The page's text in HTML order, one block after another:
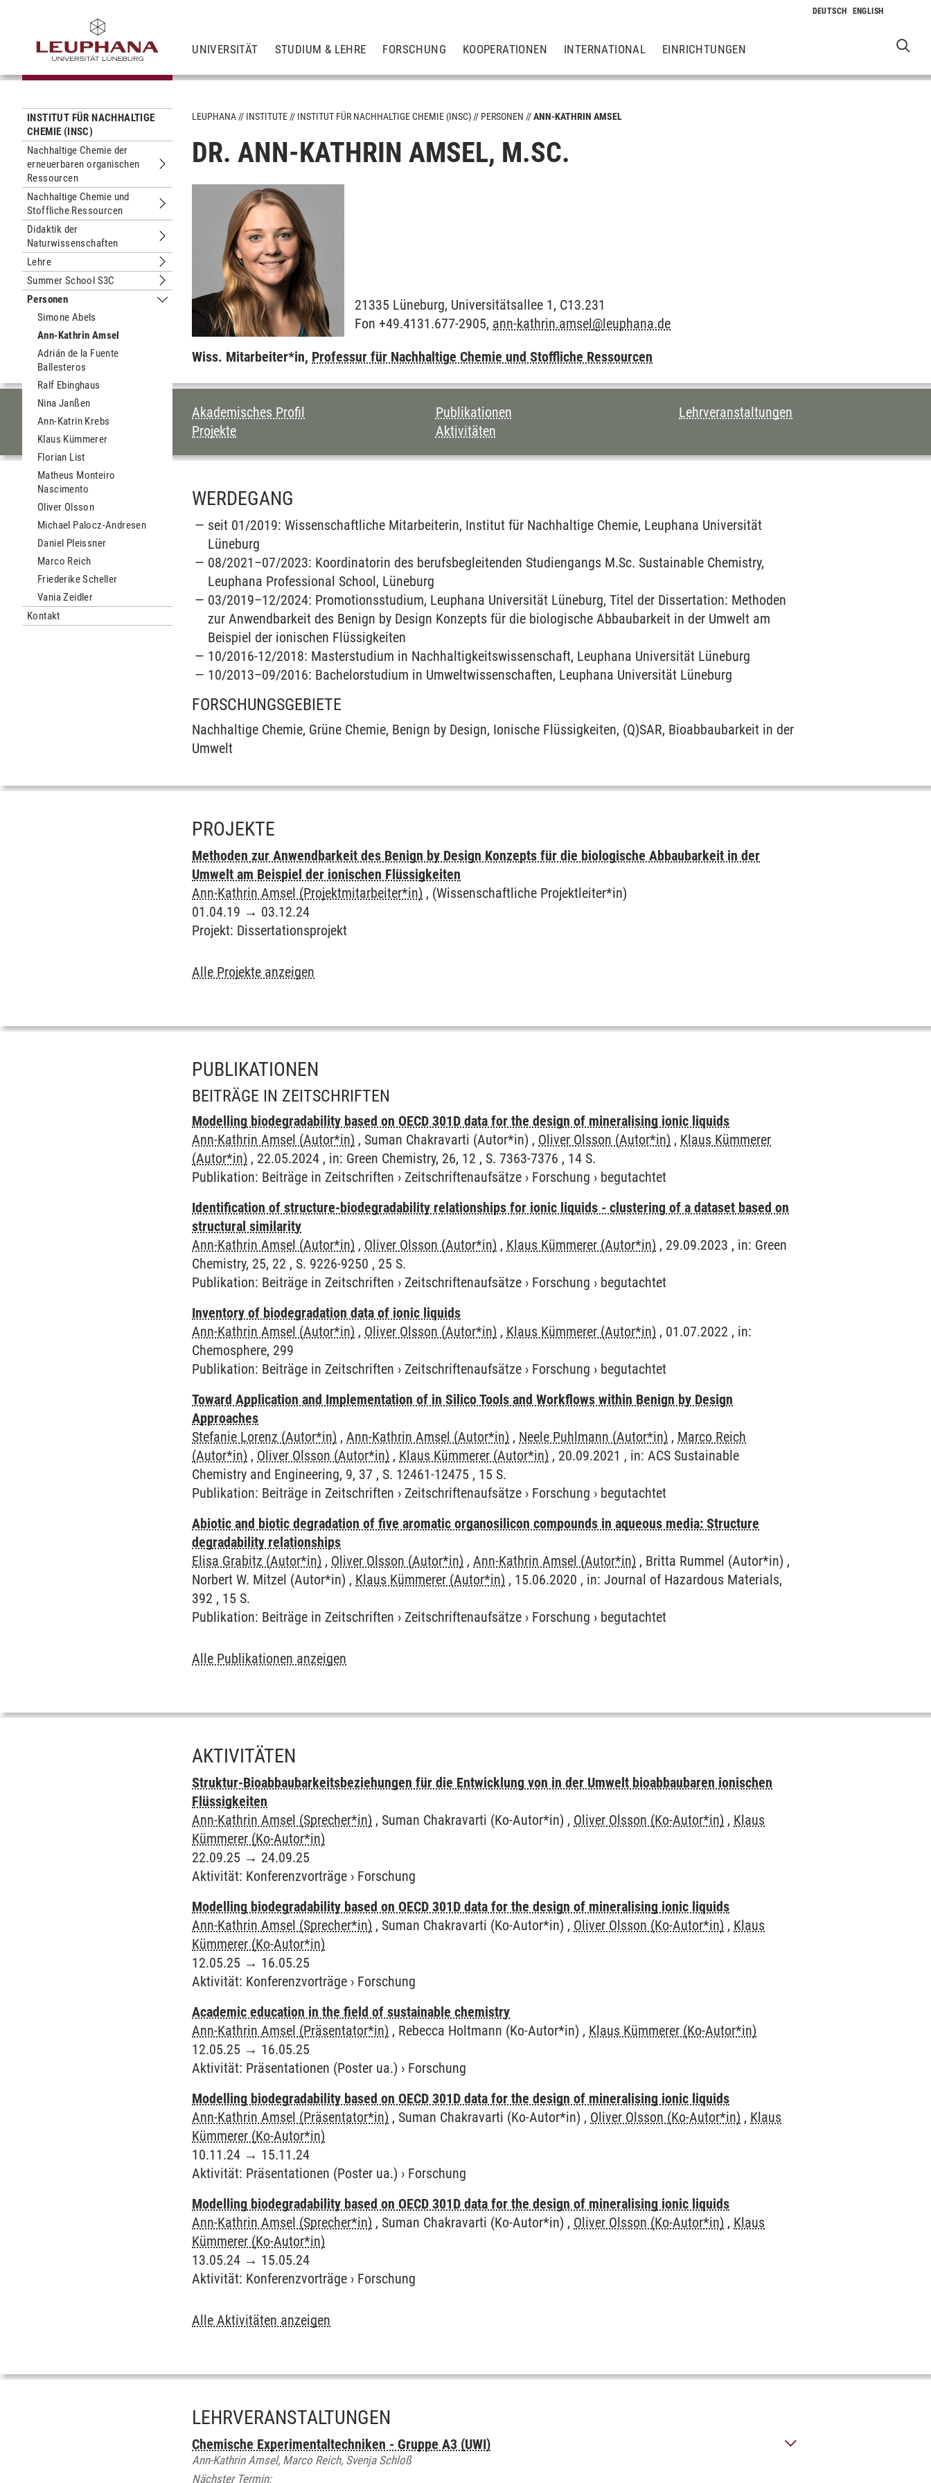
UNIVERSITÄT STUDIUM & LEHRE FORSCHUNG KOOPERATIONEN INTERNATIONAL EINRICHTUNGEN
INSTITUT FÜR NACHHALTIGE
CHEMIE (INSC)
Nachhaltige Chemie der
erneuerbaren organischen
Ressourcen
Untermenu Nachhaltige Chemie der erneuerbaren organischen Ressourcen
Nachhaltige Chemie und
Stoffliche Ressourcen
Untermenu Nachhaltige Chemie und Stoffliche Ressourcen
Didaktik der
Naturwissenschaften
Untermenu Didaktik der Naturwissenschaften
Lehre
Untermenu Lehre
Summer School S3C
Untermenu Summer School S3C
Personen
Untermenu Personen
Simone Abels
Ann-Kathrin Amsel
Adrián de la Fuente
Ballesteros
Ralf Ebinghaus
Nina Janßen
Ann-Katrin Krebs
Klaus Kümmerer
Florian List
Matheus Monteiro
Nascimento
Oliver Olsson
Michael Palocz-Andresen
Daniel Pleissner
Marco Reich
Friederike Scheller
Vania Zeidler
Kontakt
LEUPHANA INSTITUTE INSTITUT FÜR NACHHALTIGE CHEMIE (INSC) PERSONEN ANN-KATHRIN AMSEL
DR. ANN-KATHRIN AMSEL, M.SC.
21335 Lüneburg, Universitätsallee 1, C13.231
Fon +49.4131.677-2905, ann-kathrin.amsel@leuphana.de
Wiss. Mitarbeiter*in, Professur für Nachhaltige Chemie und Stoffliche Ressourcen
INHALTSVERZEICHNIS DIESER SEITE
Akademisches Profil
Projekte
Publikationen
Aktivitäten
Lehrveranstaltungen
WERDEGANG
seit 01/2019: Wissenschaftliche Mitarbeiterin, Institut für Nachhaltige Chemie, Leuphana Universität
Lüneburg
08/2021–07/2023: Koordinatorin des berufsbegleitenden Studiengangs M.Sc. Sustainable Chemistry,
Leuphana Professional School, Lüneburg
03/2019–12/2024: Promotionsstudium, Leuphana Universität Lüneburg, Titel der Dissertation: Methoden
zur Anwendbarkeit des Benign by Design Konzepts für die biologische Abbaubarkeit in der Umwelt am
Beispiel der ionischen Flüssigkeiten
10/2016-12/2018: Masterstudium in Nachhaltigkeitswissenschaft, Leuphana Universität Lüneburg
10/2013–09/2016: Bachelorstudium in Umweltwissenschaften, Leuphana Universität Lüneburg
FORSCHUNGSGEBIETE
Nachhaltige Chemie, Grüne Chemie, Benign by Design, Ionische Flüssigkeiten, (Q)SAR, Bioabbaubarkeit in der
Umwelt
PROJEKTE
Methoden zur Anwendbarkeit des Benign by Design Konzepts für die biologische Abbaubarkeit in der
Umwelt am Beispiel der ionischen Flüssigkeiten
Ann-Kathrin Amsel (Projektmitarbeiter*in) , (Wissenschaftliche Projektleiter*in)
01.04.19 → 03.12.24
Projekt: Dissertationsprojekt
Alle Projekte anzeigen
PUBLIKATIONEN
BEITRÄGE IN ZEITSCHRIFTEN
Modelling biodegradability based on OECD 301D data for the design of mineralising ionic liquids
Ann-Kathrin Amsel (Autor*in) , Suman Chakravarti (Autor*in) , Oliver Olsson (Autor*in) , Klaus Kümmerer
(Autor*in) , 22.05.2024 , in: Green Chemistry, 26, 12 , S. 7363-7376 , 14 S.
Publikation: Beiträge in Zeitschriften › Zeitschriftenaufsätze › Forschung › begutachtet
Identification of structure-biodegradability relationships for ionic liquids - clustering of a dataset based on
structural similarity
Ann-Kathrin Amsel (Autor*in) , Oliver Olsson (Autor*in) , Klaus Kümmerer (Autor*in) , 29.09.2023 , in: Green
Chemistry, 25, 22 , S. 9226-9250 , 25 S.
Publikation: Beiträge in Zeitschriften › Zeitschriftenaufsätze › Forschung › begutachtet
Inventory of biodegradation data of ionic liquids
Ann-Kathrin Amsel (Autor*in) , Oliver Olsson (Autor*in) , Klaus Kümmerer (Autor*in) , 01.07.2022 , in:
Chemosphere, 299
Publikation: Beiträge in Zeitschriften › Zeitschriftenaufsätze › Forschung › begutachtet
Toward Application and Implementation of in Silico Tools and Workflows within Benign by Design
Approaches
Stefanie Lorenz (Autor*in) ,Ann-Kathrin Amsel (Autor*in) , Neele Puhlmann (Autor*in) , Marco Reich
(Autor*in) , Oliver Olsson (Autor*in) , Klaus Kümmerer (Autor*in) , 20.09.2021 , in: ACS Sustainable
Chemistry and Engineering, 9, 37 , S. 12461-12475 , 15 S.
Publikation: Beiträge in Zeitschriften › Zeitschriftenaufsätze › Forschung › begutachtet
Abiotic and biotic degradation of five aromatic organosilicon compounds in aqueous media: Structure
degradability relationships
Elisa Grabitz (Autor*in) , Oliver Olsson (Autor*in) ,Ann-Kathrin Amsel (Autor*in) , Britta Rummel (Autor*in) ,
Norbert W. Mitzel (Autor*in) , Klaus Kümmerer (Autor*in) , 15.06.2020 , in: Journal of Hazardous Materials,
392 , 15 S.
Publikation: Beiträge in Zeitschriften › Zeitschriftenaufsätze › Forschung › begutachtet
Alle Publikationen anzeigen
AKTIVITÄTEN
Struktur-Bioabbaubarkeitsbeziehungen für die Entwicklung von in der Umwelt bioabbaubaren ionischen
Flüssigkeiten
Ann-Kathrin Amsel (Sprecher*in) , Suman Chakravarti (Ko-Autor*in) , Oliver Olsson (Ko-Autor*in) , Klaus
Kümmerer (Ko-Autor*in)
22.09.25 → 24.09.25
Aktivität: Konferenzvorträge › Forschung
Modelling biodegradability based on OECD 301D data for the design of mineralising ionic liquids
Ann-Kathrin Amsel (Sprecher*in) , Suman Chakravarti (Ko-Autor*in) , Oliver Olsson (Ko-Autor*in) , Klaus
Kümmerer (Ko-Autor*in)
12.05.25 → 16.05.25
Aktivität: Konferenzvorträge › Forschung
Academic education in the field of sustainable chemistry
Ann-Kathrin Amsel (Präsentator*in) , Rebecca Holtmann (Ko-Autor*in) , Klaus Kümmerer (Ko-Autor*in)
12.05.25 → 16.05.25
Aktivität: Präsentationen (Poster ua.) › Forschung
Modelling biodegradability based on OECD 301D data for the design of mineralising ionic liquids
Ann-Kathrin Amsel (Präsentator*in) , Suman Chakravarti (Ko-Autor*in) , Oliver Olsson (Ko-Autor*in) , Klaus
Kümmerer (Ko-Autor*in)
10.11.24 → 15.11.24
Aktivität: Präsentationen (Poster ua.) › Forschung
Modelling biodegradability based on OECD 301D data for the design of mineralising ionic liquids
Ann-Kathrin Amsel (Sprecher*in) , Suman Chakravarti (Ko-Autor*in) , Oliver Olsson (Ko-Autor*in) , Klaus
Kümmerer (Ko-Autor*in)
13.05.24 → 15.05.24
Aktivität: Konferenzvorträge › Forschung
Alle Aktivitäten anzeigen
LEHRVERANSTALTUNGEN
Chemische Experimentaltechniken - Gruppe A3 (UWI)
Ann-Kathrin Amsel, Marco Reich, Svenja Schloß
Nächster Termin: